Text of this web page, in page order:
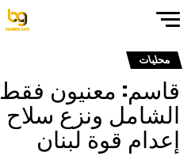
محليات
قاسم: معنيون
الشامل ونزع سلاح
إعدام قوة لبنان